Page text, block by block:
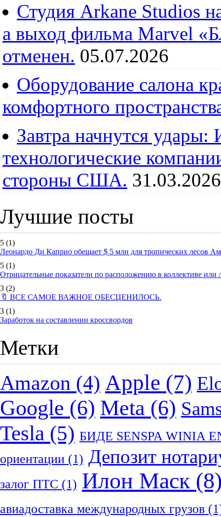
Студия Arkane Studios
а выход фильма Marvel
отменен. 05.07.2026
Оборудование салона
комфортного
Завтра начнутся
технологические
стороны США. 31.03.2026
Лучшие посты
5 (1)
Леонардо Ди Каприо обещает $ 5 млн для тропических лесов
5 (1)
Отрицательные показатели по расположению в коллективе
3 (2)
🔖 ВСЕ САМОЕ ВАЖНОЕ ОБЕСЦЕНИЛОСЬ.
3 (1)
Заработок на составлении кроссвордов
Метки
Amazon (4) Apple (7)
Google (6) Meta (6)
Tesla (5) БИДЕ SENSPA WINIA
ориентации (1) Депозит
залог ПТС (1) Илон Маск
авиадоставка международных грузов